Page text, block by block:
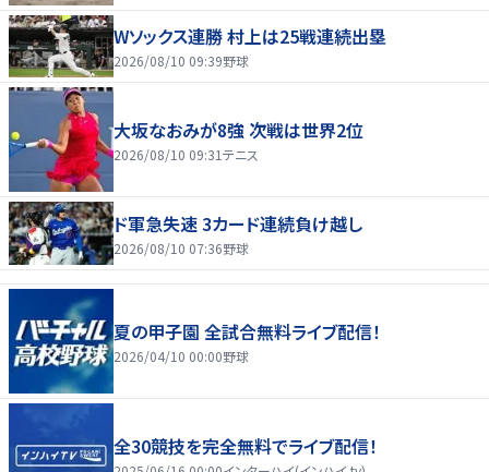
Wソックス連勝 村上は25戦連続出塁
2026/08/10 09:39野球
大坂なおみが8強 次戦は世界2位
2026/08/10 09:31テニス
ド軍急失速 3カード連続負け越し
2026/08/10 07:36野球
夏の甲子園 全試合無料ライブ配信！
2026/04/10 00:00野球
全30競技を完全無料でライブ配信！